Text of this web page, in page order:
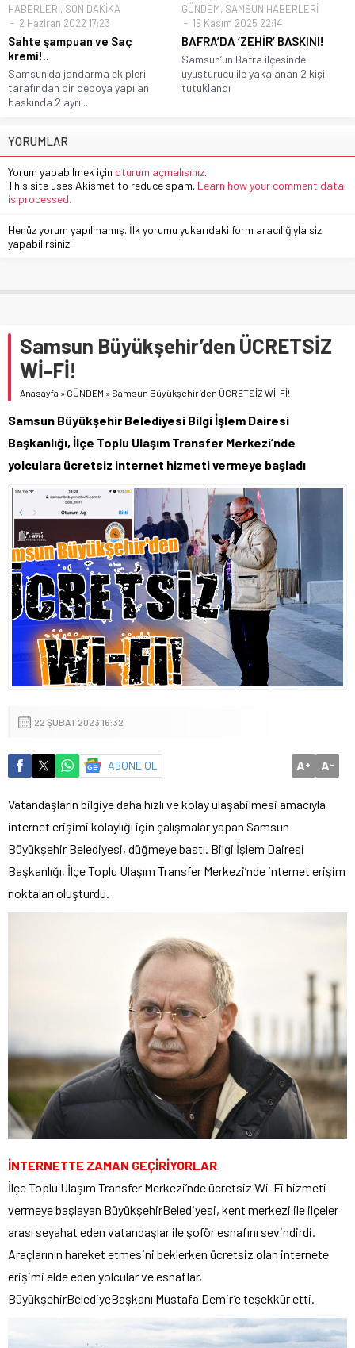
HABERLERİ, SON DAKİKA
2 Haziran 2022 17:23
Sahte şampuan ve Saç
kremi!..
Samsun'da jandarma ekipleri
tarafından bir depoya yapılan
baskında 2 ayrı...
GÜNDEM, SAMSUN HABERLERİ
19 Kasım 2025 22:14
BAFRA’DA ‘ZEHİR’ BASKINI!
Samsun’un Bafra ilçesinde
uyuşturucu ile yakalanan 2 kişi
tutuklandı
YORUMLAR
Yorum yapabilmek için oturum açmalısınız.
This site uses Akismet to reduce spam. Learn how your comment data
is processed.
Henüz yorum yapılmamış. İlk yorumu yukarıdaki form aracılığıyla siz
yapabilirsiniz.
Samsun Büyükşehir’den ÜCRETSİZ
Wİ-Fİ!
Anasayfa » GÜNDEM » Samsun Büyükşehir’den ÜCRETSİZ Wİ-Fİ!
Samsun Büyükşehir Belediyesi Bilgi İşlem Dairesi
Başkanlığı, İlçe Toplu Ulaşım Transfer Merkezi’nde
yolculara ücretsiz internet hizmeti vermeye başladı
22 ŞUBAT 2023 16:32
ABONE OL A+ A-
Vatandaşların bilgiye daha hızlı ve kolay ulaşabilmesi amacıyla
internet erişimi kolaylığı için çalışmalar yapan Samsun
Büyükşehir Belediyesi, düğmeye bastı. Bilgi İşlem Dairesi
Başkanlığı, İlçe Toplu Ulaşım Transfer Merkezi’nde internet erişim
noktaları oluşturdu.
İNTERNETTE ZAMAN GEÇİRİYORLAR
İlçe Toplu Ulaşım Transfer Merkezi’nde ücretsiz Wi-Fi hizmeti
vermeye başlayan BüyükşehirBelediyesi, kent merkezi ile ilçeler
arası seyahat eden vatandaşlar ile şoför esnafını sevindirdi.
Araçlarının hareket etmesini beklerken ücretsiz olan internete
erişimi elde eden yolcular ve esnaflar,
BüyükşehirBelediyeBaşkanı Mustafa Demir’e teşekkür etti.